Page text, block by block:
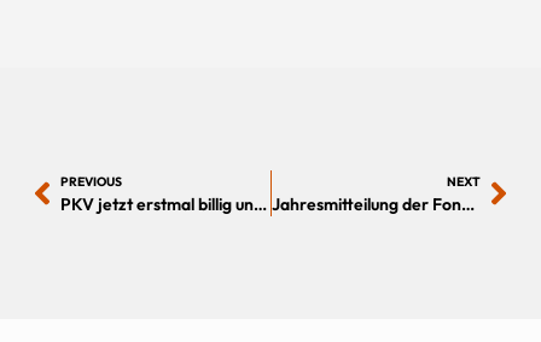
PREVIOUS
PKV jetzt erstmal billig und dann später besser machen
NEXT
Jahresmitteilung der Fondsrentenversicherung-Achtung!